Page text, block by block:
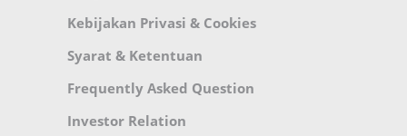
Kebijakan Privasi & Cookies
Syarat & Ketentuan
Frequently Asked Question
Investor Relation